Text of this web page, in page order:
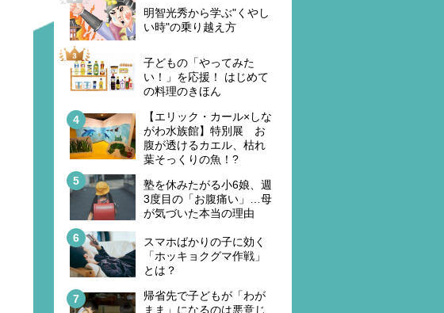
明智光秀から学ぶ"くやし
い時"の乗り越え方
子どもの「やってみた
い！」を応援！ はじめて
の料理のきほん
【エリック・カール×しな
がわ水族館】特別展 お
腹が透けるカエル、枯れ
葉そっくりの魚！?
塾を休みたがる小6娘、週
3度目の「お腹痛い」…母
が気づいた本当の理由
スマホばかりの子に効く
「ホッキョクグマ作戦」
とは？
帰省先で子どもが「わが
まま」になるのは悪意じ